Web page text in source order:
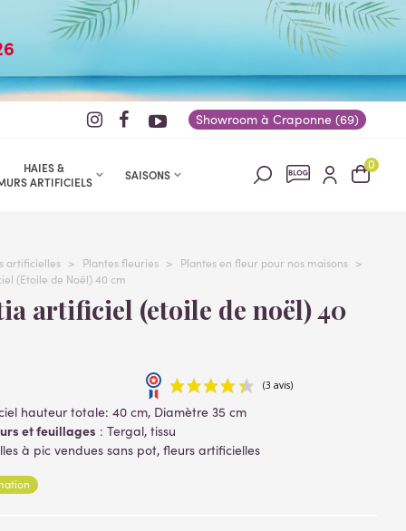
Showroom à Craponne (69)
HAIES &
ARTIFICIELS
SAISONS
0
artificielles > Plantes fleuries > Plantes en fleur pour nos maisons >
(Etoile de Noël) 40 cm
hauteur totale: 40 cm, Diamètre 35 cm
et feuillages : Tergal, tissu
à pic vendues sans pot, fleurs artificielles